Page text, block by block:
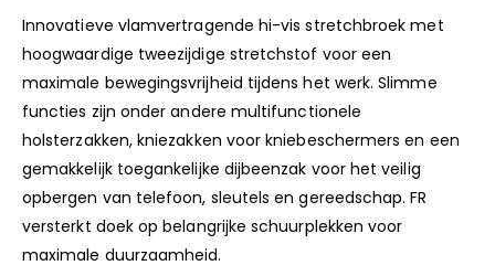
Innovatieve vlamvertragende hi-vis stretchbroek met
hoogwaardige tweezijdige stretchstof voor een
maximale bewegingsvrijheid tijdens het werk. Slimme
functies zijn onder andere multifunctionele
holsterzakken, kniezakken voor kniebeschermers en een
gemakkelijk toegankelijke dijbeenzak voor het veilig
opbergen van telefoon, sleutels en gereedschap. FR
versterkt doek op belangrijke schuurplekken voor
maximale duurzaamheid.